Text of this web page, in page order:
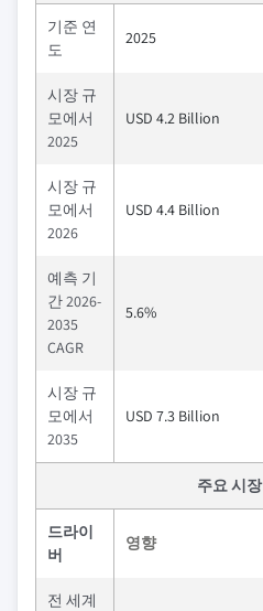
기준 연
도
2025
시장 규
모에서
2025
USD 4.2 Billion
시장 규
모에서
2026
USD 4.4 Billion
예측 기
간 2026-
2035
CAGR
5.6%
시장 규
모에서
2035
USD 7.3 Billion
주요 시
드라이
버
영향
전 세계